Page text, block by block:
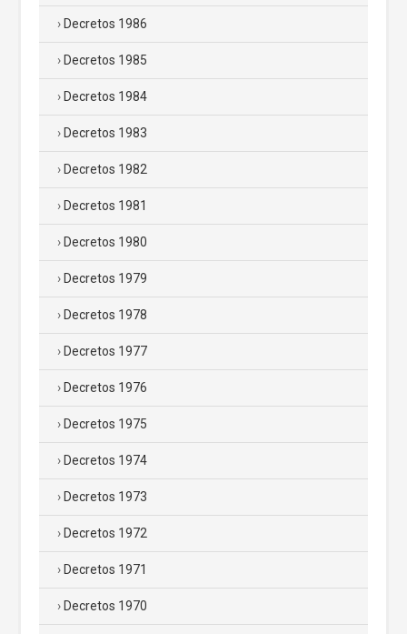
Decretos 1986
Decretos 1985
Decretos 1984
Decretos 1983
Decretos 1982
Decretos 1981
Decretos 1980
Decretos 1979
Decretos 1978
Decretos 1977
Decretos 1976
Decretos 1975
Decretos 1974
Decretos 1973
Decretos 1972
Decretos 1971
Decretos 1970